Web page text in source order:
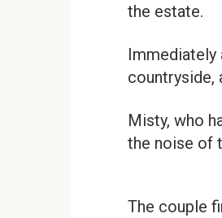
the estate.
Immediately
countryside,
Misty, who
the noise of
The couple